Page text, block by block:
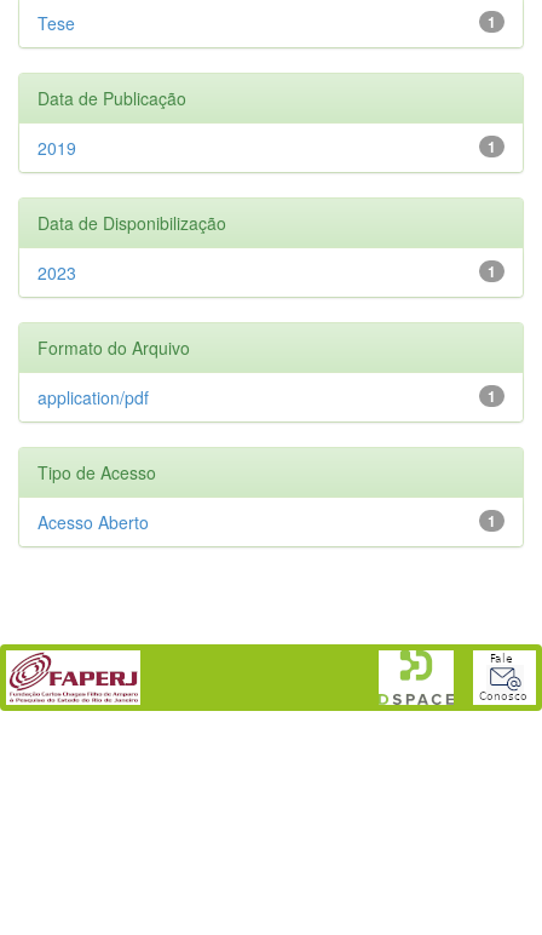
1
Tese
Data de Publicação
1
2019
Data de Disponibilização
1
2023
Formato do Arquivo
1
application/pdf
Tipo de Acesso
1
Acesso Aberto